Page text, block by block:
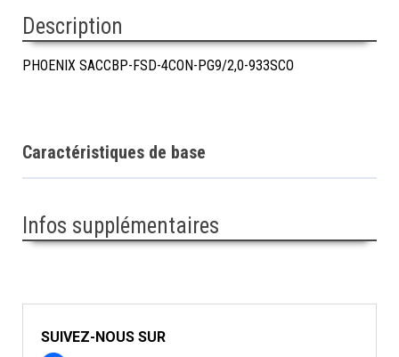
Description
PHOENIX SACCBP-FSD-4CON-PG9/2,0-933SCO
Caractéristiques de base
Infos supplémentaires
SUIVEZ-NOUS SUR